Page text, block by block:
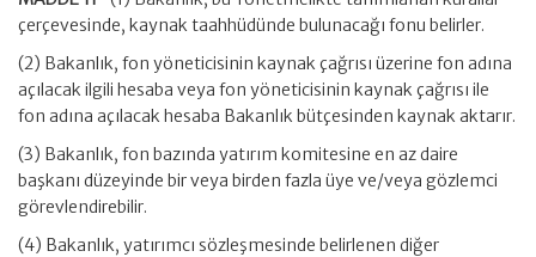
çerçevesinde, kaynak taahhüdünde bulunacağı fonu belirler.
(2) Bakanlık, fon yöneticisinin kaynak çağrısı üzerine fon adına
açılacak ilgili hesaba veya fon yöneticisinin kaynak çağrısı ile
fon adına açılacak hesaba Bakanlık bütçesinden kaynak aktarır.
(3) Bakanlık, fon bazında yatırım komitesine en az daire
başkanı düzeyinde bir veya birden fazla üye ve/veya gözlemci
görevlendirebilir.
(4) Bakanlık, yatırımcı sözleşmesinde belirlenen diğer